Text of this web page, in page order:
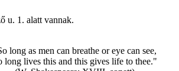
u. 1. alatt vannak.
long as men can breathe or eye can see,
long lives this and this gives life to thee."